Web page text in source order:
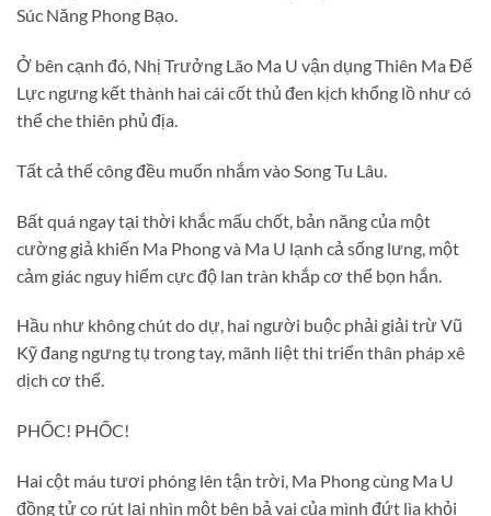
Súc Năng Phong Bạo.
Ở bên cạnh đó, Nhị Trưởng Lão Ma U vận dụng Thiên Ma Đế
Lực ngưng kết thành hai cái cốt thủ đen kịch khổng lồ như có
thể che thiên phủ địa.
Tất cả thế công đều muốn nhắm vào Song Tu Lâu.
Bất quá ngay tại thời khắc mấu chốt, bản năng của một
cường giả khiến Ma Phong và Ma U lạnh cả sống lưng, một
cảm giác nguy hiểm cực độ lan tràn khắp cơ thể bọn hắn.
Hầu như không chút do dự, hai người buộc phải giải trừ Vũ
Kỹ đang ngưng tụ trong tay, mãnh liệt thi triển thân pháp xê
dịch cơ thể.
PHỐC! PHỐC!
Hai cột máu tươi phóng lên tận trời, Ma Phong cùng Ma U
đồng tử co rút lại nhìn một bên bả vai của mình đứt lìa khỏi